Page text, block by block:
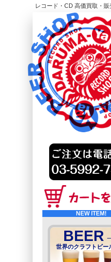
レコード・CD 高価買取・
レコード高価買取はこちら
HOME
NEW ITEM!
世界のクラフトビー